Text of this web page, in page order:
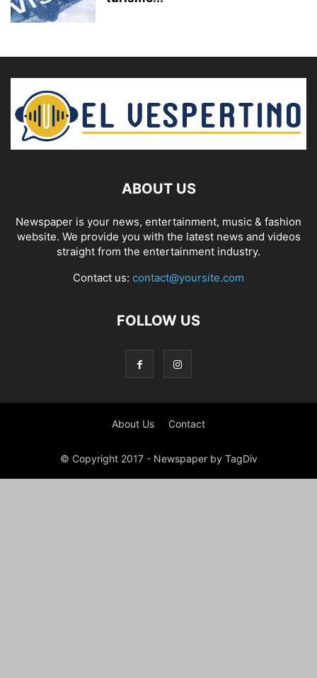
ABOUT US
Newspaper is your news, entertainment, music & fashion
website. We provide you with the latest news and videos
straight from the entertainment industry.
Contact us: contact@yoursite.com
FOLLOW US
About Us Contact
© Copyright 2017 - Newspaper by TagDiv